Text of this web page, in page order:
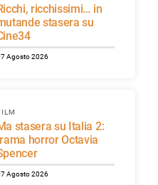
in
stasera su
Agosto 2026
Italia 2:
horror Octavia
Agosto 2026